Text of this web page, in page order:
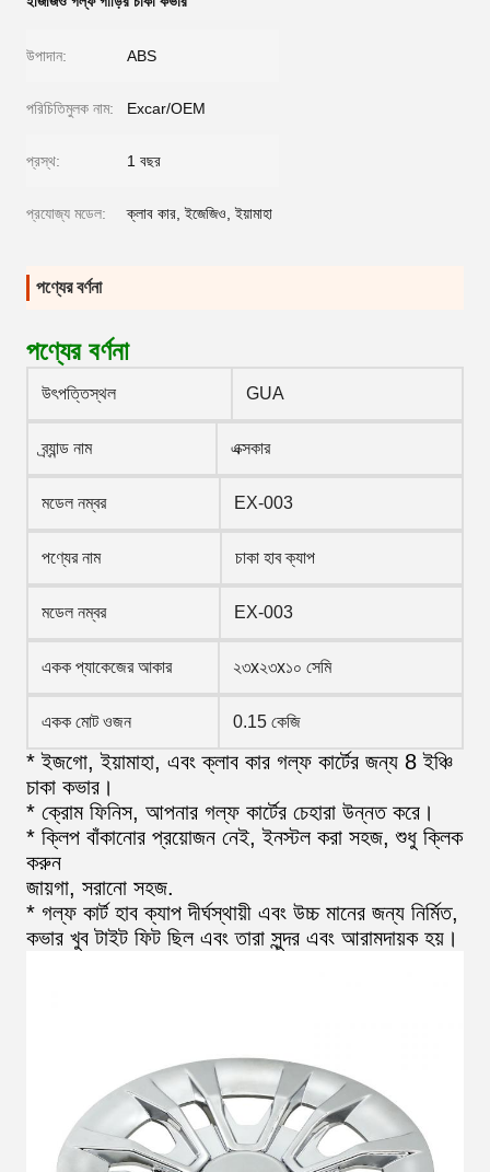
উপাদান: ABS
পরিচিতিমুলক নাম: Excar/OEM
প্রস্থ: 1 বছর
প্রযোজ্য মডেল: ক্লাব কার, ইজেজিও, ইয়ামাহা
পণ্যের বর্ণনা
পণ্যের বর্ণনা
উৎপত্তিস্থল GUA
ব্র্যান্ড নাম এক্সকার
মডেল নম্বর EX-003
পণ্যের নাম চাকা হাব ক্যাপ
মডেল নম্বর EX-003
একক প্যাকেজের আকার ২৩x২৩x১০ সেমি
একক মোট ওজন 0.15 কেজি
* ইজগো, ইয়ামাহা, এবং ক্লাব কার গল্ফ কার্টের জন্য 8 ইঞ্চি
চাকা কভার।
* ক্রোম ফিনিস, আপনার গল্ফ কার্টের চেহারা উন্নত করে।
* ক্লিপ বাঁকানোর প্রয়োজন নেই, ইনস্টল করা সহজ, শুধু ক্লিক
করুন
জায়গা, সরানো সহজ.
* গল্ফ কার্ট হাব ক্যাপ দীর্ঘস্থায়ী এবং উচ্চ মানের জন্য নির্মিত,
কভার খুব টাইট ফিট ছিল এবং তারা সুন্দর এবং আরামদায়ক হয়।